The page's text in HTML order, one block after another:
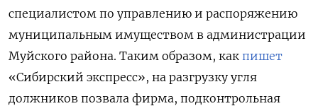
специалистом по управлению и распоряжению
муниципальным имуществом в администрации
Муйского района. Таким образом, как пишет
«Сибирский экспресс», на разгрузку угля
должников позвала фирма, подконтрольная